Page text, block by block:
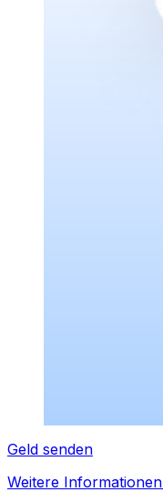
Geld senden
Weitere Informationen